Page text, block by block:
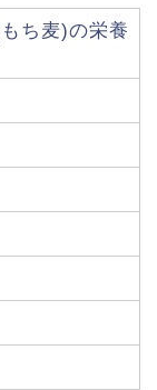
ち麦)の栄養